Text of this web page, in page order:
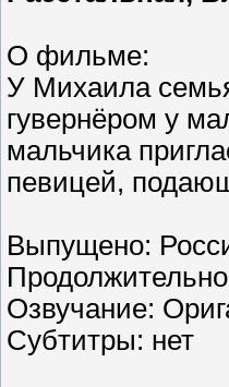
О фильме:
У Михаила
гувернёром у
мальчика
певицей,
Выпущено:
Озвучание:
Субтитры: нет